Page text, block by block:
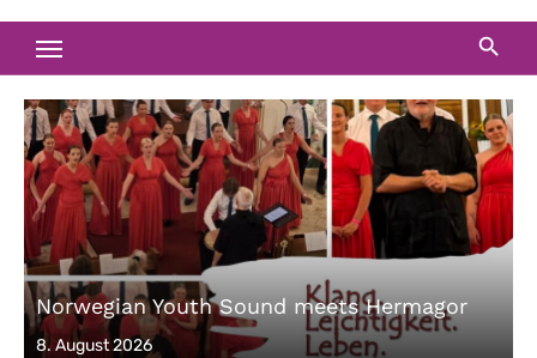
Norwegian Youth Sound meets Hermagor
Posted
8. August 2026